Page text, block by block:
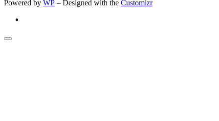
Powered by WP – Designed with the Customizr